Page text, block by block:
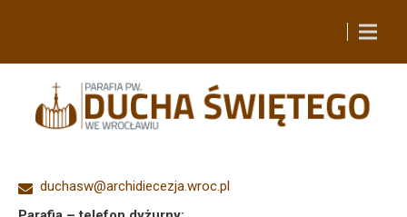
duchasw@archidiecezja.wroc.pl